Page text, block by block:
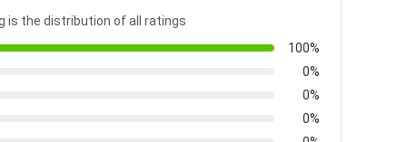
is the distribution of all ratings
100%
0%
0%
0%